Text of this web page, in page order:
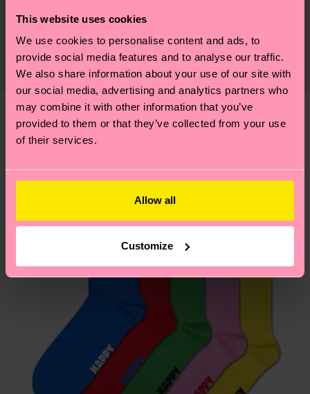
This website uses cookies
We use cookies to personalise content and ads, to
provide social media features and to analyse our traffic.
We also share information about your use of our site with
our social media, advertising and analytics partners who
may combine it with other information that you’ve
provided to them or that they’ve collected from your use
of their services.
Allow all
Customize
La sostenibilidad es mucho más que sellos y
etiquetas. Se trata de elegir el camino ético, pisar
ligero para el planeta, mimar tus calcetines y un
montón de cosas más. ¿Quieres descubrirlo todo y
llevarte algunos trucos? Pásate por nuestra página
de sostenibilidad.
Envío y devoluciónes
El plazo de entrega estimado a España desde la
fecha de envío es de 5-8 días laborables. Ten en
cuenta que se trata de una estimación y que el
tiempo exacto puede variar según el servicio
postal local.
nuestra página deDevolucionespara ver las
Diseños parecidos